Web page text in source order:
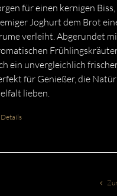
für einen kernigen
Joghurt dem Brot
verleiht. Abgerundet
ein unvergleichlich
für Genießer, die
lieben.
Details